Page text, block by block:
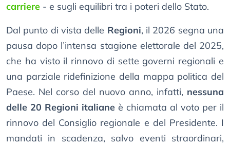
carriere - e sugli equilibri tra i poteri dello Stato.
Dal punto di vista delle Regioni, il 2026 segna una
pausa dopo l’intensa stagione elettorale del 2025,
che ha visto il rinnovo di sette governi regionali e
una parziale ridefinizione della mappa politica del
Paese. Nel corso del nuovo anno, infatti, nessuna
delle 20 Regioni italiane è chiamata al voto per il
rinnovo del Consiglio regionale e del Presidente. I
mandati in scadenza, salvo eventi straordinari,